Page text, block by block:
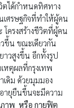
ตได้กำหนดทิศทาง
เศรษฐกิจที่ทำให้ผู้คน
โครงสร้างชีวิตที่ผู้คน
ขึ้น ขณะเดียวกัน
าวสูงขึ้น อีกทั้งรูป
หตุผลที่กรุงเทพ
ดิม ด้วยมุมมอง
ายุยืนขึ้นจะมีความ
าพ หรือ กายฟิต